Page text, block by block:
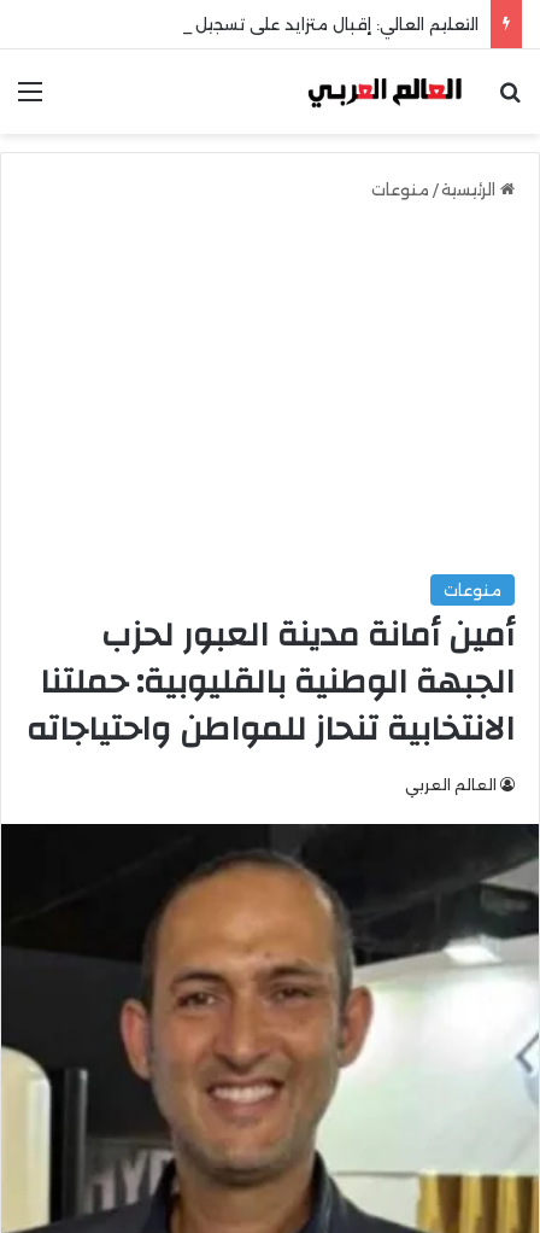
بحث عن
الرئيسية/ منوعات
منوعات
أمين أمانة مدينة العبور لحزب
الجبهة الوطنية بالقليوبية: حملتنا
الانتخابية تنحاز للمواطن واحتياجاته
العالم العربي